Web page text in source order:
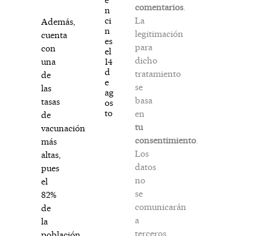
Además,
cuenta
con
una
de
las
tasas
de
vacunación
más
altas,
pues
el
82%
de
la
n
ci
n
es
el
14
d
e
ag
os
to
comentarios.
La
legitimación
para
dicho
tratamiento
se
basa
en
tu
consentimiento.
Los
datos
no
se
comunicarán
a
terceros,